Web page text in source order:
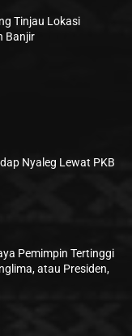
Tinjau Lokasi
Banjir
Nyaleg Lewat PKB
Pemimpin Tertinggi
atau Presiden,